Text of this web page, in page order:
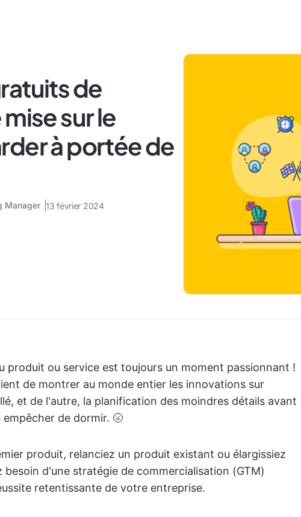
de
sur le
à portée de
Manager 13 février 2024
produit ou service est toujours un moment passionnant !
de montrer au monde entier les innovations sur
et de l'autre, la planification des moindres détails avant
de dormir. 🌝
produit, relanciez un produit existant ou élargissiez
d'une stratégie de commercialisation (GTM)
retentissante de votre entreprise.